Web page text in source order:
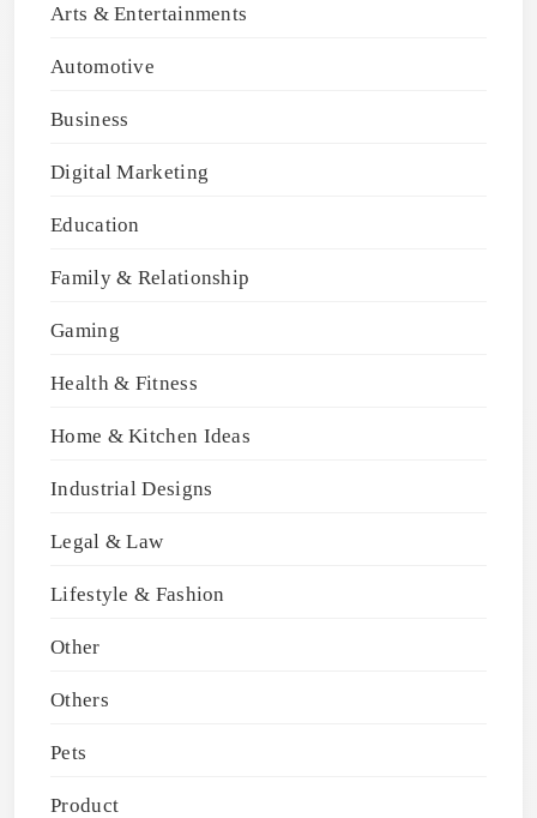
Arts & Entertainments
Automotive
Business
Digital Marketing
Education
Family & Relationship
Gaming
Health & Fitness
Home & Kitchen Ideas
Industrial Designs
Legal & Law
Lifestyle & Fashion
Other
Others
Pets
Product